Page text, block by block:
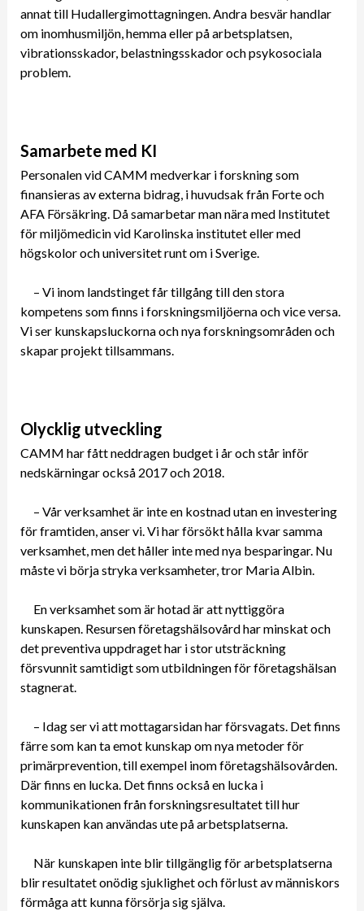
annat till Hudallergimottagningen. Andra besvär handlar
om inomhusmiljön, hemma eller på arbetsplatsen,
vibrationsskador, belastningsskador och psykosociala
problem.
Samarbete med KI
Personalen vid CAMM medverkar i forskning som
finansieras av externa bidrag, i huvudsak från Forte och
AFA Försäkring. Då samarbetar man nära med Institutet
för miljömedicin vid Karolinska institutet eller med
högskolor och universitet runt om i Sverige.
– Vi inom landstinget får tillgång till den stora
kompetens som finns i forskningsmiljöerna och vice versa.
Vi ser kunskapsluckorna och nya forskningsområden och
skapar projekt tillsammans.
Olycklig utveckling
CAMM har fått neddragen budget i år och står inför
nedskärningar också 2017 och 2018.
– Vår verksamhet är inte en kostnad utan en investering
för framtiden, anser vi. Vi har försökt hålla kvar samma
verksamhet, men det håller inte med nya besparingar. Nu
måste vi börja stryka verksamheter, tror Maria Albin.
En verksamhet som är hotad är att nyttiggöra
kunskapen. Resursen företagshälsovård har minskat och
det preventiva uppdraget har i stor utsträckning
försvunnit samtidigt som utbildningen för företagshälsan
stagnerat.
– Idag ser vi att mottagarsidan har försvagats. Det finns
färre som kan ta emot kunskap om nya metoder för
primärprevention, till exempel inom företagshälsovården.
Där finns en lucka. Det finns också en lucka i
kommunikationen från forskningsresultatet till hur
kunskapen kan användas ute på arbetsplatserna.
När kunskapen inte blir tillgänglig för arbetsplatserna
blir resultatet onödig sjuklighet och förlust av människors
förmåga att kunna försörja sig själva.